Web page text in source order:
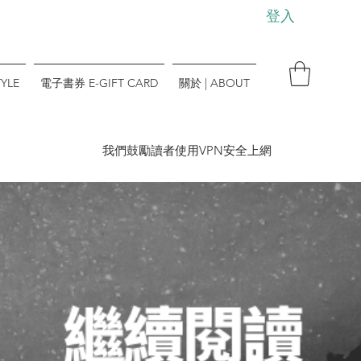
登入
電子書券 E-GIFT CARD 關於 | ABOUT
​我們鼓勵讀者使用VPN安全上網